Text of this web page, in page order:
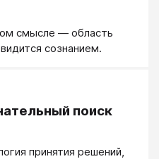
смысле — область
сознанием.
поиск
принятия решений,